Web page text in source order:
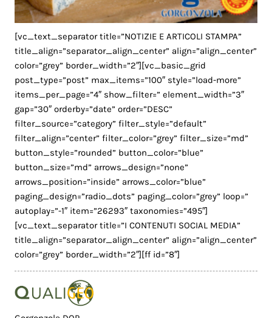
[vc_text_separator title=”NOTIZIE E ARTICOLI STAMPA”
title_align=”separator_align_center” align=”align_center”
color=”grey” border_width=”2″][vc_basic_grid
post_type=”post” max_items=”100″ style=”load-more”
items_per_page=”4″ show_filter=” element_width=”3″
gap=”30″ orderby=”date” order=”DESC”
filter_source=”category” filter_style=”default”
filter_align=”center” filter_color=”grey” filter_size=”md”
button_style=”rounded” button_color=”blue”
button_size=”md” arrows_design=”none”
arrows_position=”inside” arrows_color=”blue”
paging_design=”radio_dots” paging_color=”grey” loop=”
autoplay=”-1″ item=”26293″ taxonomies=”495″]
[vc_text_separator title=”I CONTENUTI SOCIAL MEDIA”
title_align=”separator_align_center” align=”align_center”
color=”grey” border_width=”2″][ff id=”8″]